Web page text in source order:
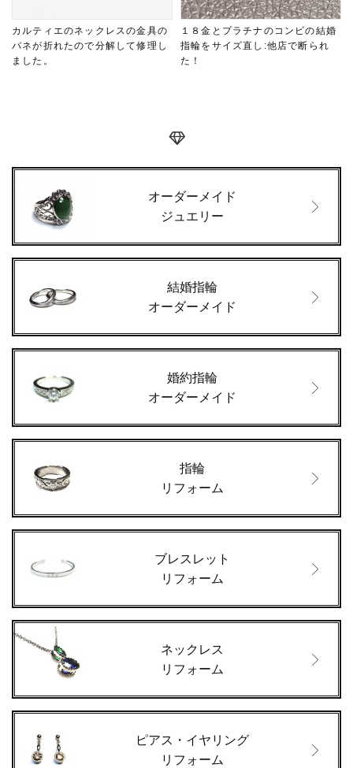
カルティエのネックレスの金具の
バネが折れたので分解して修理し
ました。
１８金とプラチナのコンビの結婚
指輪をサイズ直し:他店で断られ
た！
オーダーメイド
ジュエリー
結婚指輪
オーダーメイド
婚約指輪
オーダーメイド
指輪
リフォーム
ブレスレット
リフォーム
ネックレス
リフォーム
ピアス・イヤリング
リフォーム